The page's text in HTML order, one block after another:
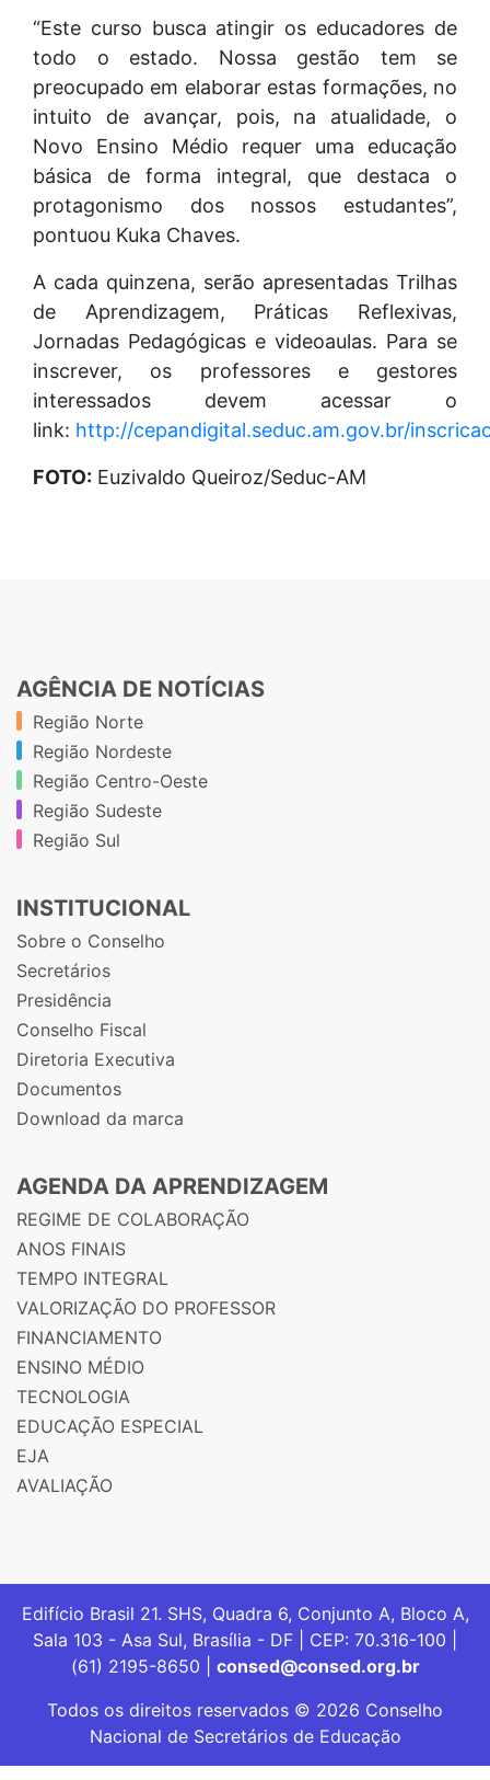
“Este curso busca atingir os educadores de
todo o estado. Nossa gestão tem se
preocupado em elaborar estas formações, no
intuito de avançar, pois, na atualidade, o
Novo Ensino Médio requer uma educação
básica de forma integral, que destaca o
protagonismo dos nossos estudantes”,
pontuou Kuka Chaves.
A cada quinzena, serão apresentadas Trilhas
de Aprendizagem, Práticas Reflexivas,
Jornadas Pedagógicas e videoaulas. Para se
inscrever, os professores e gestores
interessados devem acessar o
link: http://cepandigital.seduc.am.gov.br/
FOTO: Euzivaldo Queiroz/Seduc-AM
AGÊNCIA DE NOTÍCIAS
Região Norte
Região Nordeste
Região Centro-Oeste
Região Sudeste
Região Sul
INSTITUCIONAL
Sobre o Conselho
Secretários
Presidência
Conselho Fiscal
Diretoria Executiva
Documentos
Download da marca
AGENDA DA APRENDIZAGEM
REGIME DE COLABORAÇÃO
ANOS FINAIS
TEMPO INTEGRAL
VALORIZAÇÃO DO PROFESSOR
FINANCIAMENTO
ENSINO MÉDIO
TECNOLOGIA
EDUCAÇÃO ESPECIAL
EJA
AVALIAÇÃO
Edifício Brasil 21. SHS, Quadra 6, Conjunto A, Bloco A,
Sala 103 - Asa Sul, Brasília - DF | CEP: 70.316-100 |
(61) 2195-8650 | consed@consed.org.br
Todos os direitos reservados © 2026 Conselho
Nacional de Secretários de Educação